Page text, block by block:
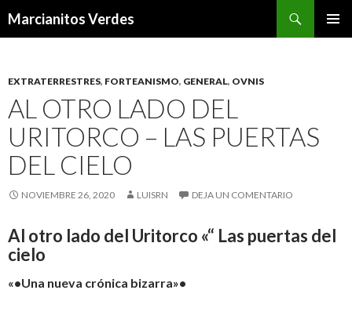
Marcianitos Verdes
EXTRATERRESTRES, FORTEANISMO, GENERAL, OVNIS
AL OTRO LADO DEL
URITORCO – LAS PUERTAS
DEL CIELO
NOVIEMBRE 26, 2020 LUISRN DEJA UN COMENTARIO
Al otro lado del Uritorco «“ Las puertas del
cielo
«•Una nueva crónica bizarra»•